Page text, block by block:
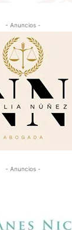
- Anuncios -
- Anuncios -